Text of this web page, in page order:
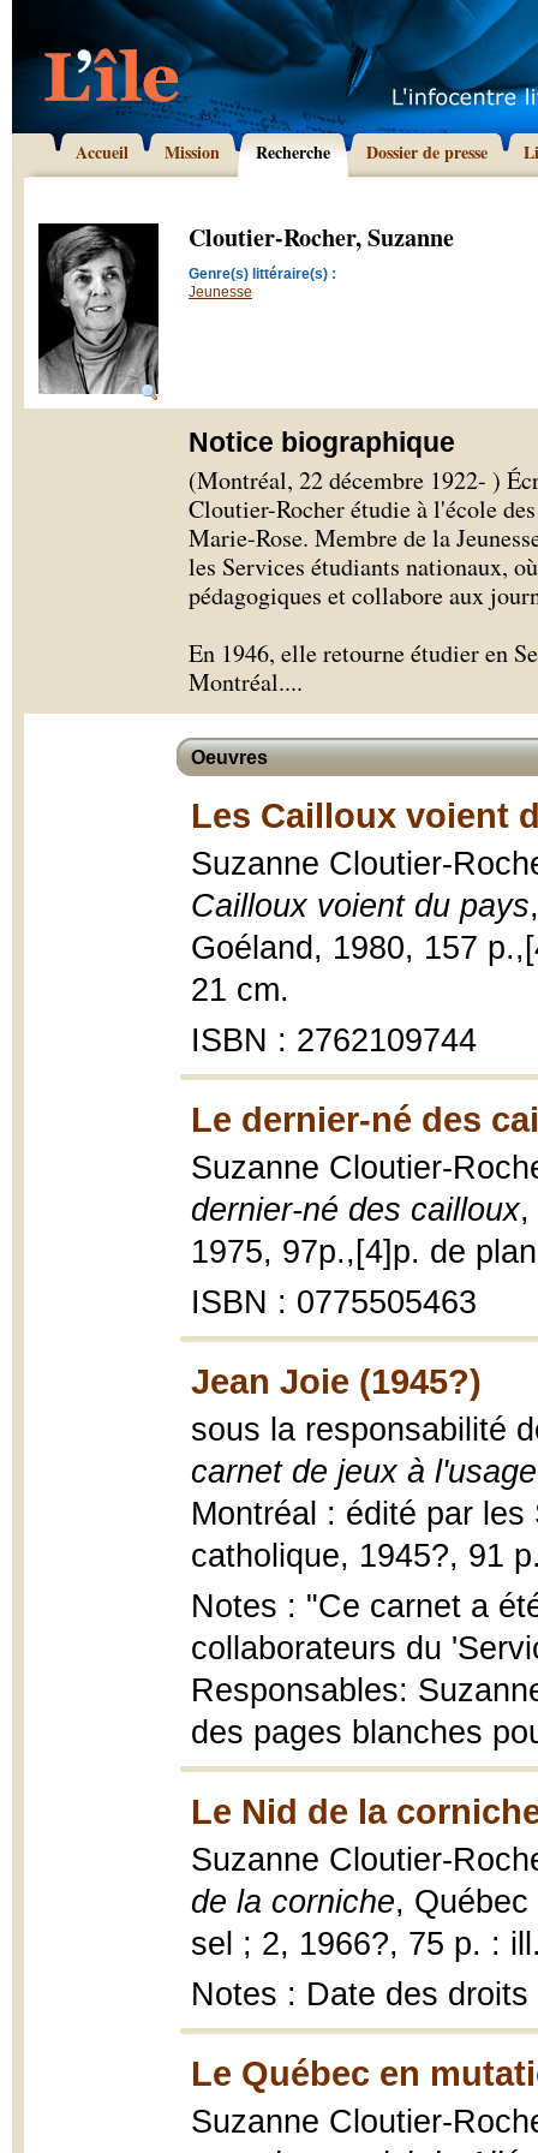
Accueil Mission Recherche Dossier de presse
Cloutier-Rocher, Suzanne
Genre(s) littéraire(s) :
Jeunesse
Notice biographique
(Montréal, 22 décembre 1922- )
Cloutier-Rocher étudie à l'école
Marie-Rose. Membre de la
les Services étudiants nationaux,
pédagogiques et collabore aux
En 1946, elle retourne étudier en
Montréal....
Oeuvres
Les Cailloux voient
Suzanne Cloutier-
Cailloux voient du pays
Goéland, 1980, 157
21 cm.
ISBN : 2762109744
Le dernier-né des
Suzanne Cloutier-
dernier-né des cailloux,
1975, 97p.,[4]p. de
ISBN : 0775505463
Jean Joie (1945?)
sous la responsabilité
carnet de jeux à
Montréal : édité par
catholique, 1945?, 91
Notes : "Ce carnet a
collaborateurs du
Responsables:
des pages blanches
Le Nid de la
Suzanne Cloutier-
de la corniche,
sel ; 2, 1966?, 75 p. :
Notes : Date des
Le Québec en
Suzanne Cloutier-